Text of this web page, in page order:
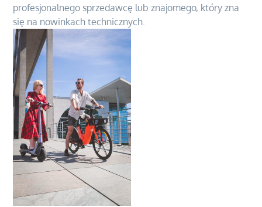
profesjonalnego sprzedawcę lub znajomego, który zna
się na nowinkach technicznych.